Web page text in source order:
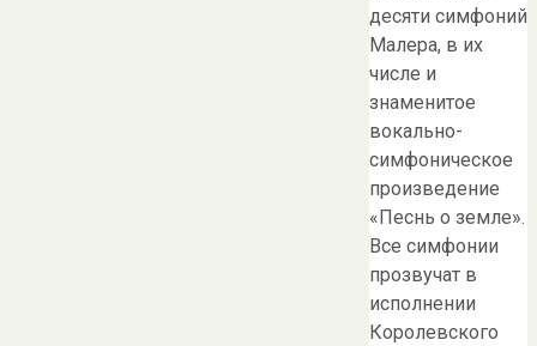
десяти симфоний
Малера, в их
числе и
знаменитое
вокально-
симфоническое
произведение
«Песнь о земле».
Все симфонии
прозвучат в
исполнении
Королевского